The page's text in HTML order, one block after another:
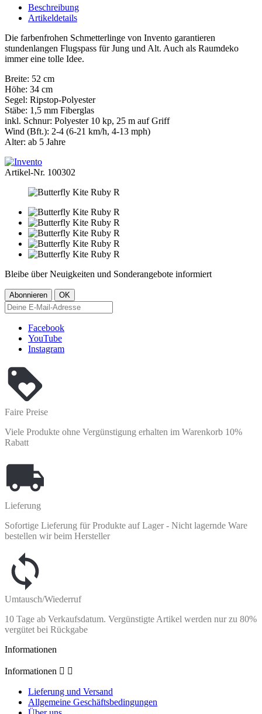
Beschreibung
Artikeldetails
Die farbenfrohen Schmetterlinge von Invento garantieren
stundenlangen Flugspass für Jung und Alt. Auch als Raumdeko
immer eine tolle Idee.
Breite: 52 cm
Höhe: 34 cm
Segel: Ripstop-Polyester
Stäbe: 1,5 mm Fiberglas
inkl. Schnur: Polyester 10 kp, 25 m auf Griff
Wind (Bft.): 2-4 (6-21 km/h, 4-13 mph)
Alter: ab 5 Jahre
Artikel-Nr. 100302
Bleibe über Neuigkeiten und Sonderangebote informiert
Facebook
YouTube
Instagram
Faire Preise
Viele Produkte ohne Vergünstigung erhalten im Warenkorb 10%
Rabatt
Lieferung
Sofortige Lieferung für Produkte auf Lager - Nicht lagernde Ware
bestellen wir beim Hersteller
Umtausch/Wiederruf
10 Tage ab Verkaufsdatum. Vergünstigte Artikel werden nur zu 80%
vergütet bei Rückgabe
Informationen
Informationen  
Lieferung und Versand
Allgemeine Geschäftsbedingungen